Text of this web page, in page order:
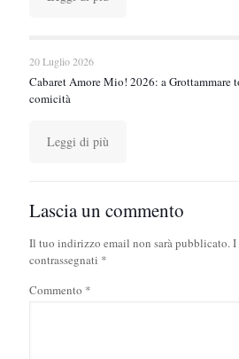
20 Luglio 2026
Cabaret Amore Mio! 2026: a Grottammare
comicità
Leggi di più
Lascia un commento
Il tuo indirizzo email non sarà pubblicato.I
contrassegnati *
Commento *